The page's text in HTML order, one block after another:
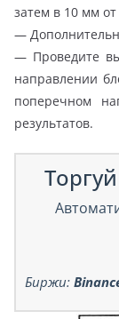
затем в 10 мм
—
— Проведите
направлении
поперечном
результатов.
Биржи: